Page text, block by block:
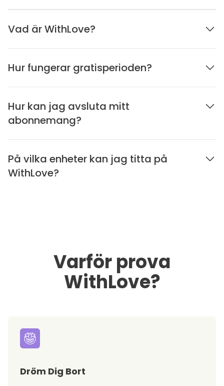
Vad är WithLove?
Hur fungerar gratisperioden?
Hur kan jag avsluta mitt
abonnemang?
På vilka enheter kan jag titta på
WithLove?
Varför prova
WithLove?
Dröm Dig Bort